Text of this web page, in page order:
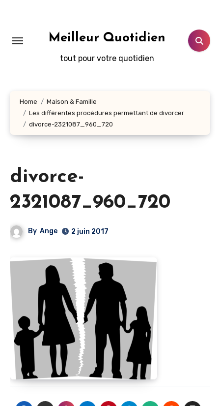
principal
Meilleur Quotidien
tout pour votre quotidien
Home
Maison & Famille
Les différentes procédures permettant de divorcer
divorce-2321087_960_720
divorce-
2321087_960_720
By Ange 2 juin 2017